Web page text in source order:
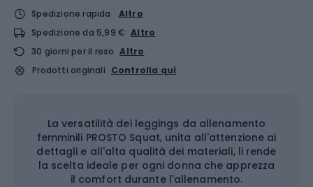
Spedizione rapida
Altro
Spedizione da 5,99 € Altro
30 giorni per il reso Altro
Prodotti originali Controlla qui
La versatilità dei leggings da allenamento
femminili PROSTO Squat, unita all'attenzione ai
dettagli e all'alta qualità dei materiali, li rende
la scelta ideale per ogni donna che apprezza
il comfort durante l'allenamento.